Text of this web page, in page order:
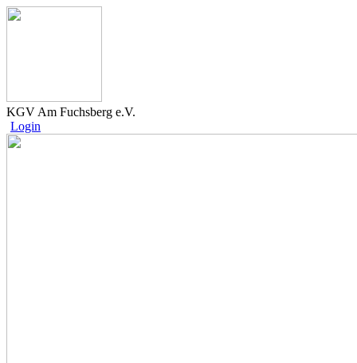
KGV Am Fuchsberg e.V.
Login